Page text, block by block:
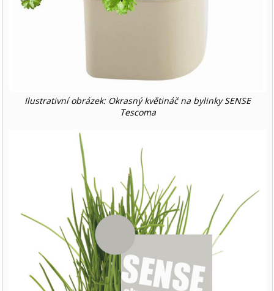
Ilustrativní obrázek: Okrasný květináč na bylinky SENSE
Tescoma